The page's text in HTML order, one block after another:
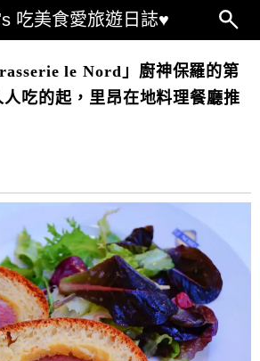
吃美食愛旅遊日誌♥
le Nord」廚神保羅的第
吃的起，里昂在地料理餐廳推